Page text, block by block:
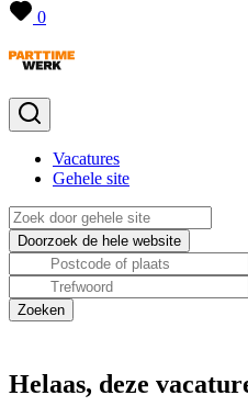
0
Vacatures
Gehele site
Helaas, deze